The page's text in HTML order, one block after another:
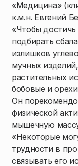
«Медицина»
к.м.н. Евгений
«Чтобы достичь
подбирать
излишков
мучных
растительных
бобовые и
Он
физической
мышечную
«Некоторые
трудности в
связывать его